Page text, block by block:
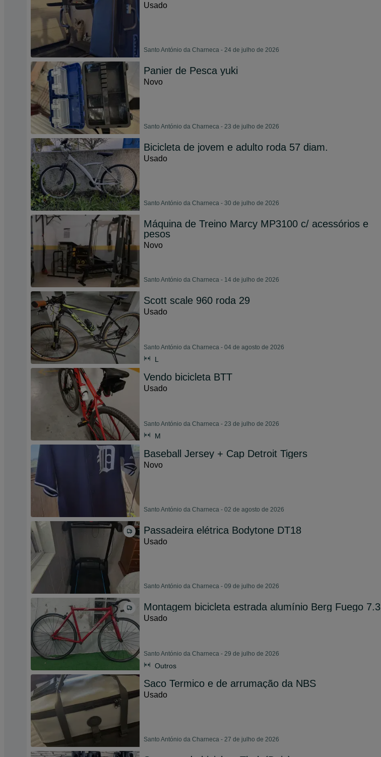
Usado
Santo António da Charneca - 24 de julho de 2026
Panier de Pesca yuki
Novo
Santo António da Charneca - 23 de julho de 2026
Bicicleta de jovem e adulto roda 57 diam.
Usado
Santo António da Charneca - 30 de julho de 2026
Máquina de Treino Marcy MP3100 c/ acessórios e
pesos
Novo
Santo António da Charneca - 14 de julho de 2026
Scott scale 960 roda 29
Usado
Santo António da Charneca - 04 de agosto de 2026
L
Vendo bicicleta BTT
Usado
Santo António da Charneca - 23 de julho de 2026
M
Baseball Jersey + Cap Detroit Tigers
Novo
Santo António da Charneca - 02 de agosto de 2026
Passadeira elétrica Bodytone DT18
Usado
Santo António da Charneca - 09 de julho de 2026
Montagem bicicleta estrada alumínio Berg Fuego 7.3
Usado
Santo António da Charneca - 29 de julho de 2026
Outros
Saco Termico e de arrumação da NBS
Usado
Santo António da Charneca - 27 de julho de 2026